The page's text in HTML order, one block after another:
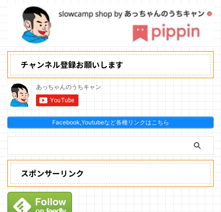
チャンネル登録お願いします
Facebook,Youtubeなど各種リンクはこちら
スポンサーリンク